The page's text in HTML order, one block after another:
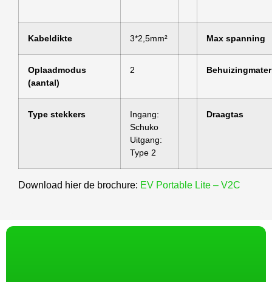
Kabeldikte 3*2,5mm² Max spanning
Oplaadmodus
(aantal)
2
Type stekkers
Ingang:
Schuko
Uitgang:
Type 2
Draagtas
Download hier de brochure: EV Portable Lite – V2C